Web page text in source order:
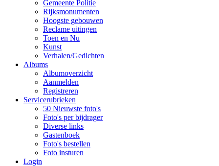
Gemeente Politie
Rijksmonumenten
Hoogste gebouwen
Reclame uitingen
Toen en Nu
Kunst
Verhalen/Gedichten
Albums
Albumoverzicht
Aanmelden
Registreren
Servicerubrieken
50 Nieuwste foto's
Foto's per bijdrager
Diverse links
Gastenboek
Foto's bestellen
Foto insturen
Login